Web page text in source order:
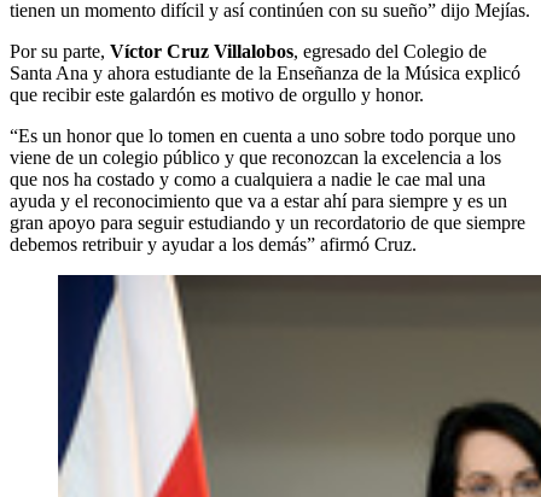
tienen un momento difícil y así continúen con su sueño” dijo Mejías.
Por su parte, Víctor Cruz Villalobos, egresado del Colegio de
Santa Ana y ahora estudiante de la Enseñanza de la Música explicó
que recibir este galardón es motivo de orgullo y honor.
“Es un honor que lo tomen en cuenta a uno sobre todo porque uno
viene de un colegio público y que reconozcan la excelencia a los
que nos ha costado y como a cualquiera a nadie le cae mal una
ayuda y el reconocimiento que va a estar ahí para siempre y es un
gran apoyo para seguir estudiando y un recordatorio de que siempre
debemos retribuir y ayudar a los demás” afirmó Cruz.